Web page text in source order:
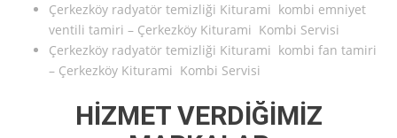
Çerkezköy radyatör temizliği Kiturami kombi emniyet
ventili tamiri – Çerkezköy Kiturami Kombi Servisi
Çerkezköy radyatör temizliği Kiturami kombi fan tamiri
– Çerkezköy Kiturami Kombi Servisi
HİZMET VERDİĞİMİZ